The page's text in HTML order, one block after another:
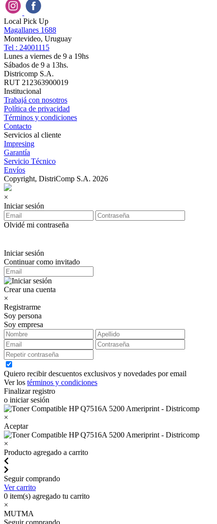
Local Pick Up
Magallanes 1688
Montevideo, Uruguay
Tel : 24001115
Lunes a viernes de 9 a 19hs
Sábados de 9 a 13hs.
Districomp S.A.
RUT 212363900019
Institucional
Trabajá con nosotros
Política de privacidad
Términos y condiciones
Contacto
Servicios al cliente
Impresing
Garantía
Servicio Técnico
Envíos
Copyright, DistriComp S.A. 2026
×
Iniciar sesión
Olvidé mi contraseña
Iniciar sesión
Continuar como invitado
Crear una cuenta
×
Registrarme
Soy persona
Soy empresa
Quiero recibir descuentos exclusivos y novedades por email
Ver los términos y condiciones
Finalizar registro
o iniciar sesión
×
Aceptar
×
Producto agregado a carrito
Seguir comprando
Ver carrito
0 item(s) agregado tu carrito
×
MUTMA
Seguir comprando